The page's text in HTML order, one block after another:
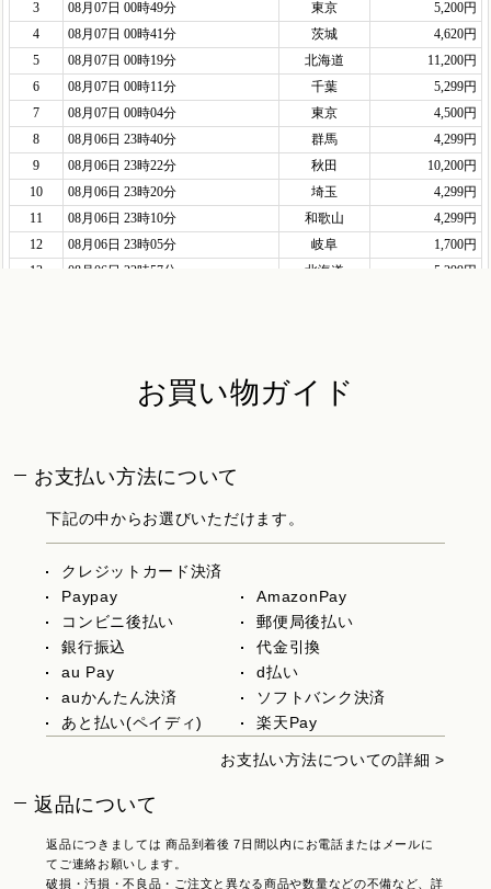
お買い物ガイド
お支払い方法について
下記の中からお選びいただけます。
クレジットカード決済
Paypay
AmazonPay
コンビニ後払い
郵便局後払い
銀行振込
代金引換
au Pay
d払い
auかんたん決済
ソフトバンク決済
あと払い(ペイディ)
楽天Pay
お支払い方法についての詳細 >
返品について
返品につきましては 商品到着後 7日間以内にお電話またはメールに
てご連絡お願いします。
破損・汚損・不良品・ご注文と異なる商品や数量などの不備など、詳